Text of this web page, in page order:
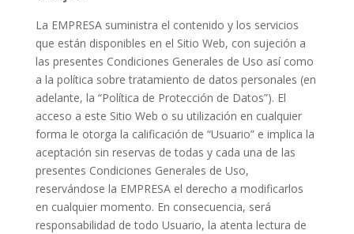
La EMPRESA suministra el contenido y los servicios
que están disponibles en el Sitio Web, con sujeción a
las presentes Condiciones Generales de Uso así como
a la política sobre tratamiento de datos personales (en
adelante, la “Política de Protección de Datos”). El
acceso a este Sitio Web o su utilización en cualquier
forma le otorga la calificación de “Usuario” e implica la
aceptación sin reservas de todas y cada una de las
presentes Condiciones Generales de Uso,
reservándose la EMPRESA el derecho a modificarlos
en cualquier momento. En consecuencia, será
responsabilidad de todo Usuario, la atenta lectura de